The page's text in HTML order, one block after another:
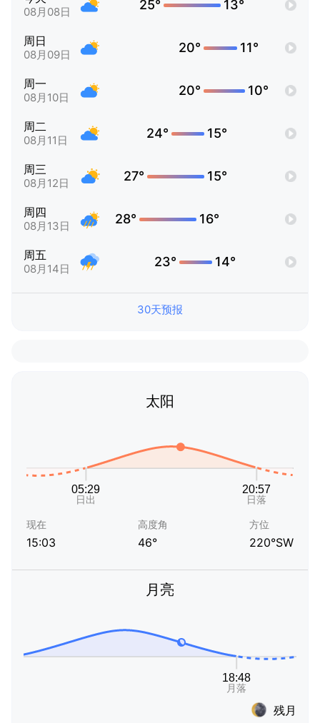
08月08日 25° 13°
周日
08月09日 20° 11°
周一
08月10日 20° 10°
周二
08月11日 24° 15°
周三
08月12日 27° 15°
周四
08月13日 28° 16°
周五
08月14日 23° 14°
30天预报
太阳
现在
15:03
高度角
46°
方位
220°SW
月亮
残月